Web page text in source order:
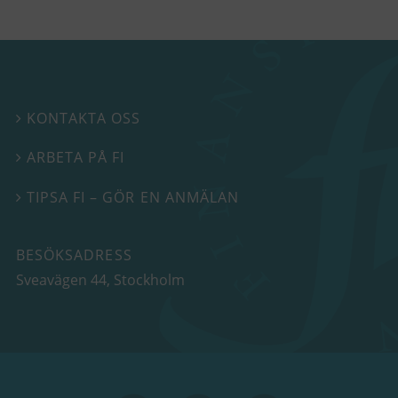
 KONTAKTA OSS
 ARBETA PÅ FI
TIPSA FI – GÖR EN ANMÄLAN
BESÖKSADRESS
Sveavägen 44, Stockholm